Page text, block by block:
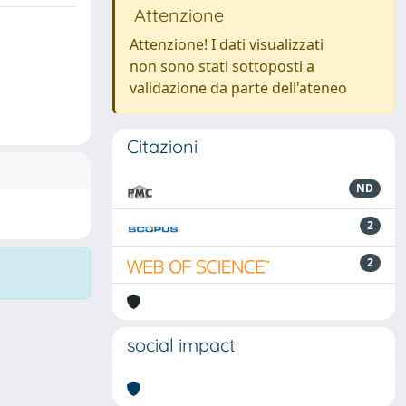
Attenzione
Attenzione! I dati visualizzati
non sono stati sottoposti a
validazione da parte dell'ateneo
Citazioni
ND
2
2
social impact